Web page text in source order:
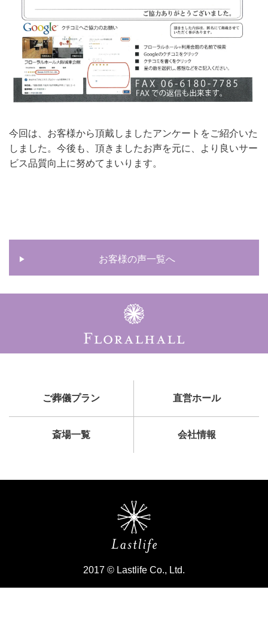
今回は、お客様から頂戴しましたアンケートをご紹介いた
しました。今後も、頂きましたお声を元に、より良いサー
ビス品質向上に努めてまいります。
お客様の声一覧へ
ご葬儀プラン 直営ホール
斎場一覧 会社情報
2017 © Lastlife Co., Ltd.